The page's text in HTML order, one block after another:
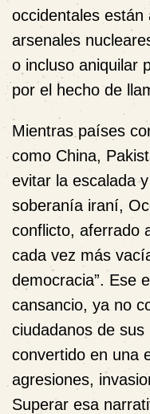
occidentales
arsenales
o incluso aniquilar
por el hecho de
Mientras países
como China,
evitar la escalada
soberanía iraní,
conflicto, aferrado
cada vez más
democracia”. Ese
cansancio, ya no
ciudadanos de
convertido en una
agresiones,
Superar esa